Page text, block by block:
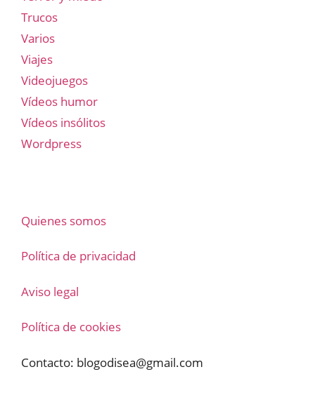
Trucos
Varios
Viajes
Videojuegos
Vídeos humor
Vídeos insólitos
Wordpress
Quienes somos
Política de privacidad
Aviso legal
Política de cookies
Contacto: blogodisea@gmail.com